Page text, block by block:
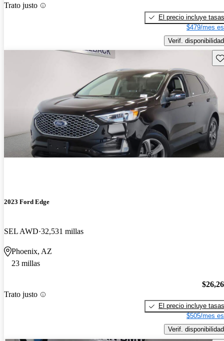
Trato justo
El precio incluye tasas
$479/mes
Verif. disponibilidad
2023 Ford Edge
SEL AWD 32,531 millas
Phoenix, AZ
23 millas
Trato justo
El precio incluye tasas
$505/mes
Verif. disponibilidad